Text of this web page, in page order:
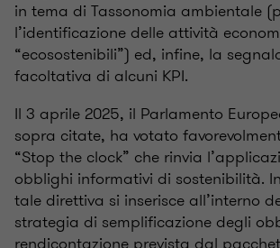
in tema di Tassonomia ambientale
l’identificazione delle attività
“ecosostenibili”) ed, infine, la
facoltativa di alcuni KPI.
Il 3 aprile 2025, il Parlamento
sopra citate, ha votato
“Stop the clock” che rinvia
obblighi informativi di sostenibilità.
tale direttiva si inserisce all’interno
strategia di semplificazione degli